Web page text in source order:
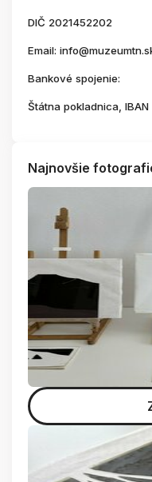
DIČ 2021452202
Email:
Bankové spojenie:
Štátna pokladnica,
Najnovšie